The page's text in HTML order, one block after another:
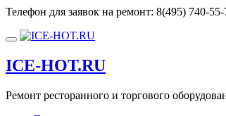
Перейти
содержимому
Телефон для заявок на ремонт: 8(495) 740-55-
Показать/
навигацию
ICE-HOT.RU
Ремонт ресторанного и торгового